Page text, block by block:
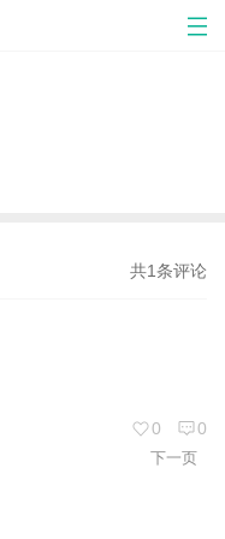
共1条评论
0 0
下一页